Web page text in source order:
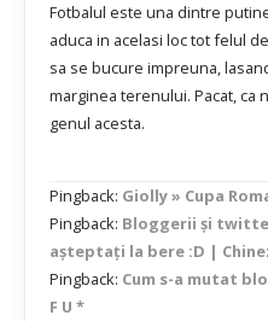
Fotbalul este una dintre
aduca in acelasi loc tot felul
sa se bucure impreuna,
marginea terenului. Pacat, ca
genul acesta.
Pingback: Giolly » Cupa
Pingback: Bloggerii și
așteptați la bere :D |
Pingback: Cum s-a mutat
F U *